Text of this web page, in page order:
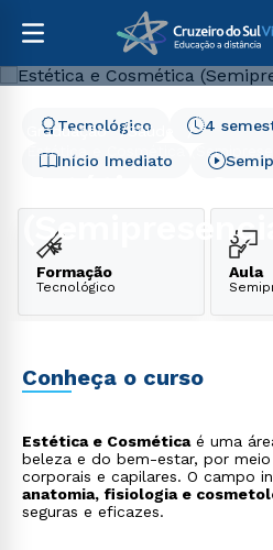
Graduação
Saúde
Estética e Cosmética
Início Imediato
4
Tecnológico
Formação
Tecnológico
Aula
Conheça o curso
Estética e Cosméticaé uma
beleza e do bem-estar, por
corporais e capilares. O campo
anatomia, fisiologia e
seguras e eficazes.